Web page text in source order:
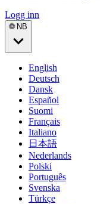
Logg inn
🌐 NB
English
Deutsch
Dansk
Español
Suomi
Français
Italiano
日本語
Nederlands
Polski
Português
Svenska
Türkçe